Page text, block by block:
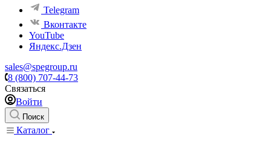
Telegram
Вконтакте
YouTube
Яндекс.Дзен
sales@spegroup.ru
8 (800) 707-44-73
Связаться
Войти
Поиск
Каталог